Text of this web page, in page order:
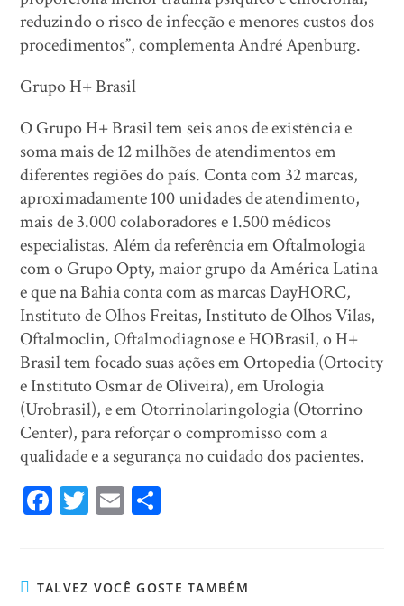
reduzindo o risco de infecção e menores custos dos
procedimentos”, complementa André Apenburg.
Grupo H+ Brasil
O Grupo H+ Brasil tem seis anos de existência e
soma mais de 12 milhões de atendimentos em
diferentes regiões do país. Conta com 32 marcas,
aproximadamente 100 unidades de atendimento,
mais de 3.000 colaboradores e 1.500 médicos
especialistas. Além da referência em Oftalmologia
com o Grupo Opty, maior grupo da América Latina
e que na Bahia conta com as marcas DayHORC,
Instituto de Olhos Freitas, Instituto de Olhos Vilas,
Oftalmoclin, Oftalmodiagnose e HOBrasil, o H+
Brasil tem focado suas ações em Ortopedia (Ortocity
e Instituto Osmar de Oliveira), em Urologia
(Urobrasil), e em Otorrinolaringologia (Otorrino
Center), para reforçar o compromisso com a
qualidade e a segurança no cuidado dos pacientes.
Fa
ok
T
er
E
TALVEZ VOCÊ GOSTE TAMBÉM